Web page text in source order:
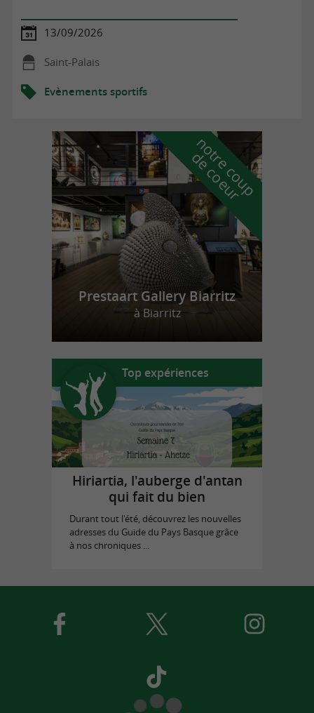
13/09/2026
Saint-Palais
Evènements sportifs
n
o
t
r
e
c
o
u
p
d
e
c
o
e
u
r
Prestaart Gallery Biarritz
à Biarritz
Top expériences
Hiriartia, l'auberge d'antan
qui fait du bien
Durant tout l'été, découvrez les nouvelles
adresses du Guide du Pays Basque grâce
à nos chroniques ...